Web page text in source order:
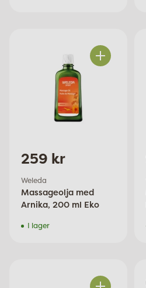
Antal
259 kr
Weleda
Massageolja med
Arnika, 200 ml Eko
I lager